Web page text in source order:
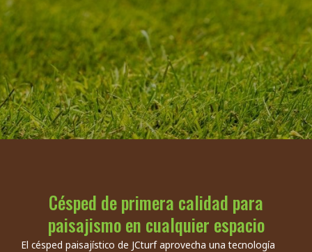
Césped de primera calidad para
paisajismo en cualquier espacio
El césped paisajístico de JCturf aprovecha una tecnología